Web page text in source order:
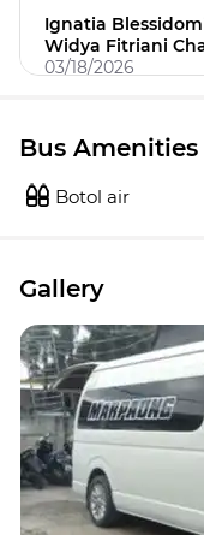
Ignatia
Widya Fitriani
03/18/2026
Bus Amenities
Botol air
Gallery